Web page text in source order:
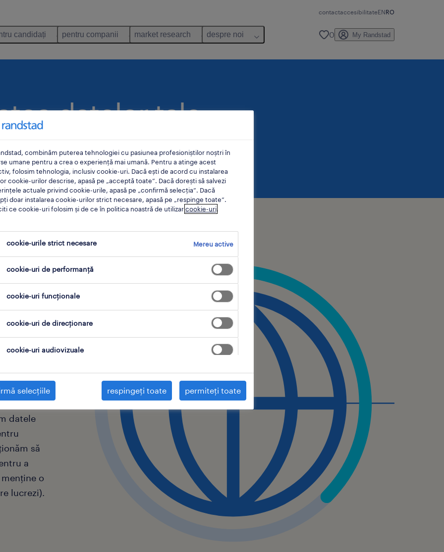
contactaccesibilitateENRO
candidați pentru companii market research despre noi 0 My Randstad
datelor tale
datele
să
a
o
lucrezi).
combinăm puterea tehnologiei cu pasiunea profesioniștilor noștri în
umane pentru a crea o experiență mai umană. Pentru a atinge acest
folosim tehnologia, inclusiv cookie-uri. Dacă ești de acord cu instalarea
cookie-urilor descrise, apasă pe „acceptă toate”. Dacă dorești să salvezi
actuale privind cookie-urile, apasă pe „confirmă selecția”. Dacă
doar instalarea cookie-urilor strict necesare, apasă pe „respinge toate”.
ce cookie-uri folosim și de ce în politica noastră de utilizarcookie-uri.
cookie-urile strict necesare Mereu active
cookie-uri de performanță
cookie-uri funcționale
cookie-uri de direcționare
cookie-uri audiovizuale
selecțiile respingeți toate permiteți toate